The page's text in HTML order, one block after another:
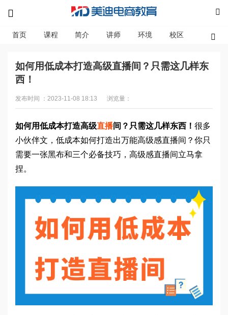
首页 课程 简介 讲师 环境 校区 资讯
如何用低成本打造高级直播间？只需这几样东
西！
发布时间 ：2023-11-08 18:13 浏览量：
如何用低成本打造高级直播间？只需这几样东西！ 很多
小伙伴文，低成本如何打造出万能高级感直播间？你只
需要一张黑布和三个必备技巧，高级感直播间立马拿
捏。